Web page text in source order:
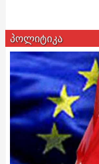
პოლიტიკა